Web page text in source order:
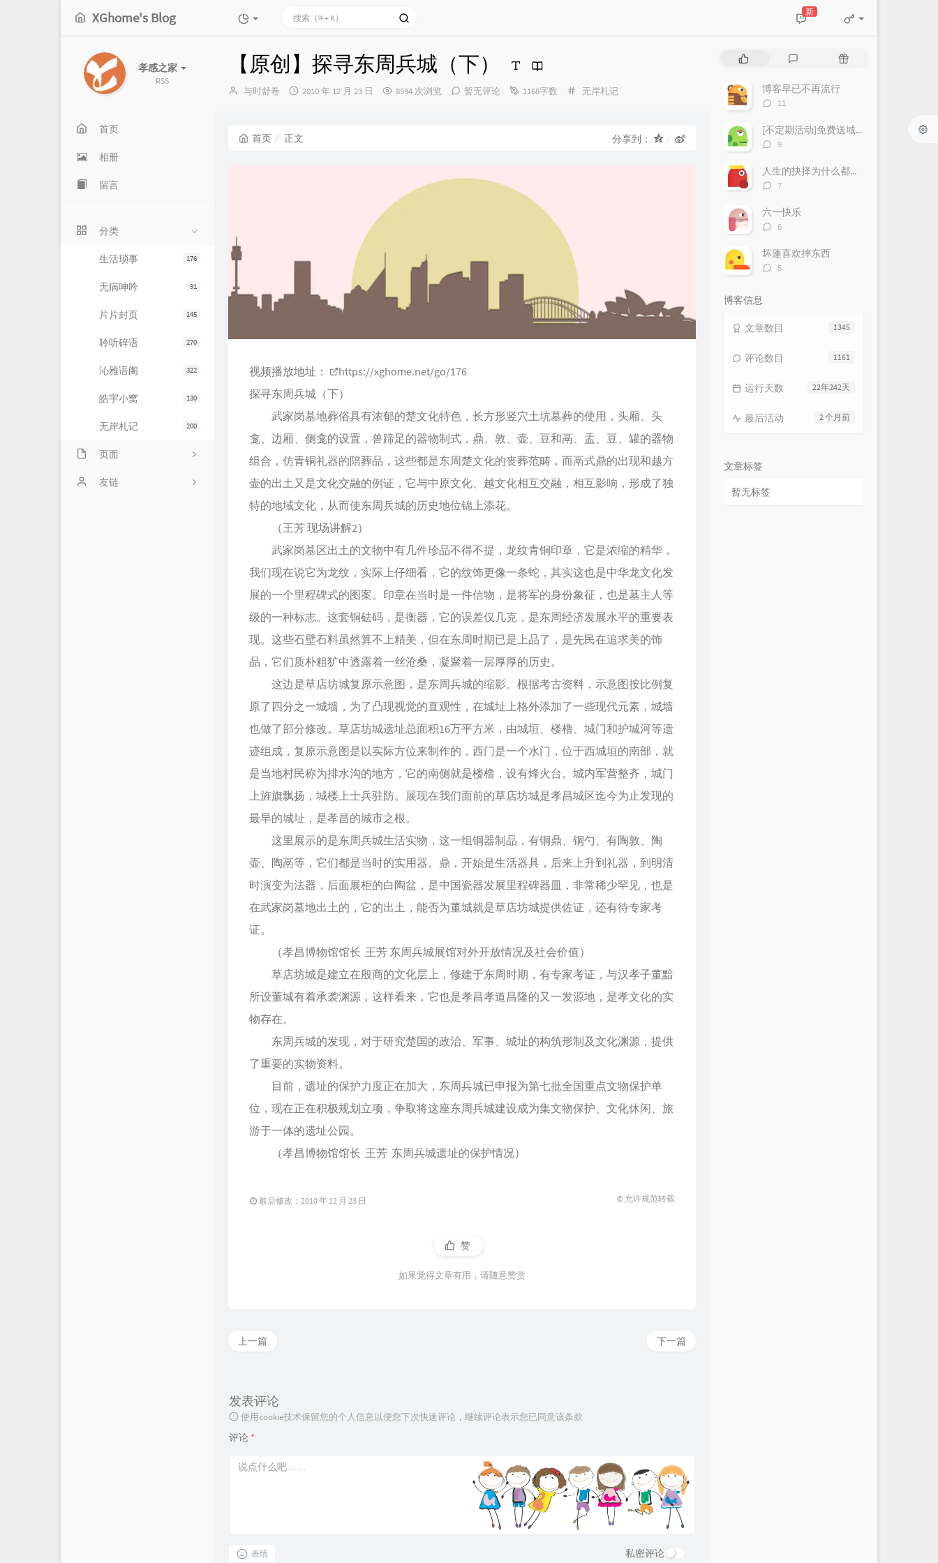
XGhome's Blog 新
孝感之家
RSS
首页
相册
留言
分类
176
生活琐事
91
无病呻吟
145
片片封页
270
聆听碎语
322
沁雅语阁
130
皓宇小窝
200
无岸札记
页面
友情链接
友链
【原创】探寻东周兵城（下）
博
与时舒卷
发
2010 年 12 月 23 日 8594 次浏览 暂无评论 1168字数
分
无岸札记
首页 正文 分享到：
视频播放地址：
https://xghome.net/go/176
探寻东周兵城（下）
武家岗墓地葬俗具有浓郁的楚文化特色，长方形竖穴土坑墓葬的使用，头厢、头
龛、边厢、侧龛的设置，兽蹄足的器物制式，鼎、敦、壶、豆和鬲、盂、豆、罐的器物
组合，仿青铜礼器的陪葬品，这些都是东周楚文化的丧葬范畴，而鬲式鼎的出现和越方
壶的出土又是文化交融的例证，它与中原文化、越文化相互交融，相互影响，形成了独
特的地域文化，从而使东周兵城的历史地位锦上添花。
（王芳 现场讲解2）
武家岗墓区出土的文物中有几件珍品不得不提，龙纹青铜印章，它是浓缩的精华，
我们现在说它为龙纹，实际上仔细看，它的纹饰更像一条蛇，其实这也是中华龙文化发
展的一个里程碑式的图案。印章在当时是一件信物，是将军的身份象征，也是墓主人等
级的一种标志。这套铜砝码，是衡器，它的误差仅几克，是东周经济发展水平的重要表
现。这些石壁石料虽然算不上精美，但在东周时期已是上品了，是先民在追求美的饰
品，它们质朴粗犷中透露着一丝沧桑，凝聚着一层厚厚的历史。
这边是草店坊城复原示意图，是东周兵城的缩影。根据考古资料，示意图按比例复
原了四分之一城墙，为了凸现视觉的直观性，在城址上格外添加了一些现代元素，城墙
也做了部分修改。草店坊城遗址总面积16万平方米，由城垣、楼橹、城门和护城河等遗
迹组成，复原示意图是以实际方位来制作的，西门是一个水门，位于西城垣的南部，就
是当地村民称为排水沟的地方，它的南侧就是楼橹，设有烽火台。城内军营整齐，城门
上旌旗飘扬，城楼上士兵驻防。展现在我们面前的草店坊城是孝昌城区迄今为止发现的
最早的城址，是孝昌的城市之根。
这里展示的是东周兵城生活实物，这一组铜器制品，有铜鼎、铜勺、有陶敦、陶
壶、陶鬲等，它们都是当时的实用器。鼎，开始是生活器具，后来上升到礼器，到明清
时演变为法器，后面展柜的白陶盆，是中国瓷器发展里程碑器皿，非常稀少罕见，也是
在武家岗墓地出土的，它的出土，能否为董城就是草店坊城提供佐证，还有待专家考
证。
（孝昌博物馆馆长 王芳 东周兵城展馆对外开放情况及社会价值）
草店坊城是建立在殷商的文化层上，修建于东周时期，有专家考证，与汉孝子董黯
所设董城有着承袭渊源，这样看来，它也是孝昌孝道昌隆的又一发源地，是孝文化的实
物存在。
东周兵城的发现，对于研究楚国的政治、军事、城址的构筑形制及文化渊源，提供
了重要的实物资料。
目前，遗址的保护力度正在加大，东周兵城已申报为第七批全国重点文物保护单
位，现在正在积极规划立项，争取将这座东周兵城建设成为集文物保护、文化休闲、旅
游于一体的遗址公园。
（孝昌博物馆馆长 王芳 东周兵城遗址的保护情况）
最后修改：2010 年 12 月 23 日 © 允许规范转载
赞
如果觉得文章有用，请随意赞赏
下一篇
上一篇
发表评论
使用cookie技术保留您的个人信息以便您下次快速评论，继续评论表示您已同意该条款
评论 *
表情 私密评论
评
随
博客早已不再流行
评
数：
11
[不定期活动]免费送域名或空间
评
数：
9
人生的抉择为什么都这么让人无奈？
评
数：
7
六一快乐
评
数：
6
坏蓬喜欢摔东西
评
5
博客信息
1345
文章数目
1161
评论数目
22年242天
运行天数
2 个月前
最后活动
文章标签
暂无标签